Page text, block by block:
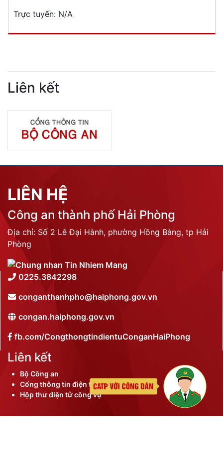
Trực tuyến: N/A
Liên kết
LIÊN HỆ
Công an thành phố Hải Phòng
Địa chỉ: Số 2 Lê Đại Hành, phường Hồng Bàng, tp Hải
Phòng
0225.3842298
conganthanhpho@haiphong.gov.vn
congan.haiphong.gov.vn
fb.com/CongthongtindientuConganHaiPhong
Liên kết
Bộ Công an
Cổng thông tin điện tử thành phố
Hộp thư điện tử công vụ